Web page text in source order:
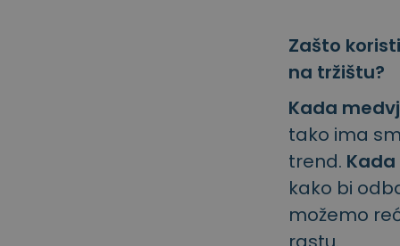
Zašto
na tržištu?
Kada
tako ima
trend.
kako bi
možemo